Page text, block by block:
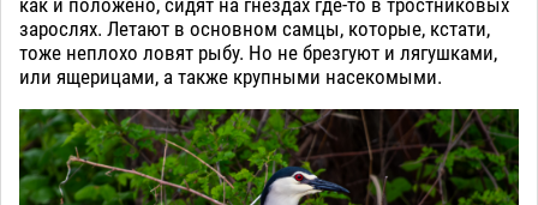
зарослях. Летают в основном самцы, которые, кстати,
тоже неплохо ловят рыбу. Но не брезгуют и лягушками,
или ящерицами, а также крупными насекомыми.